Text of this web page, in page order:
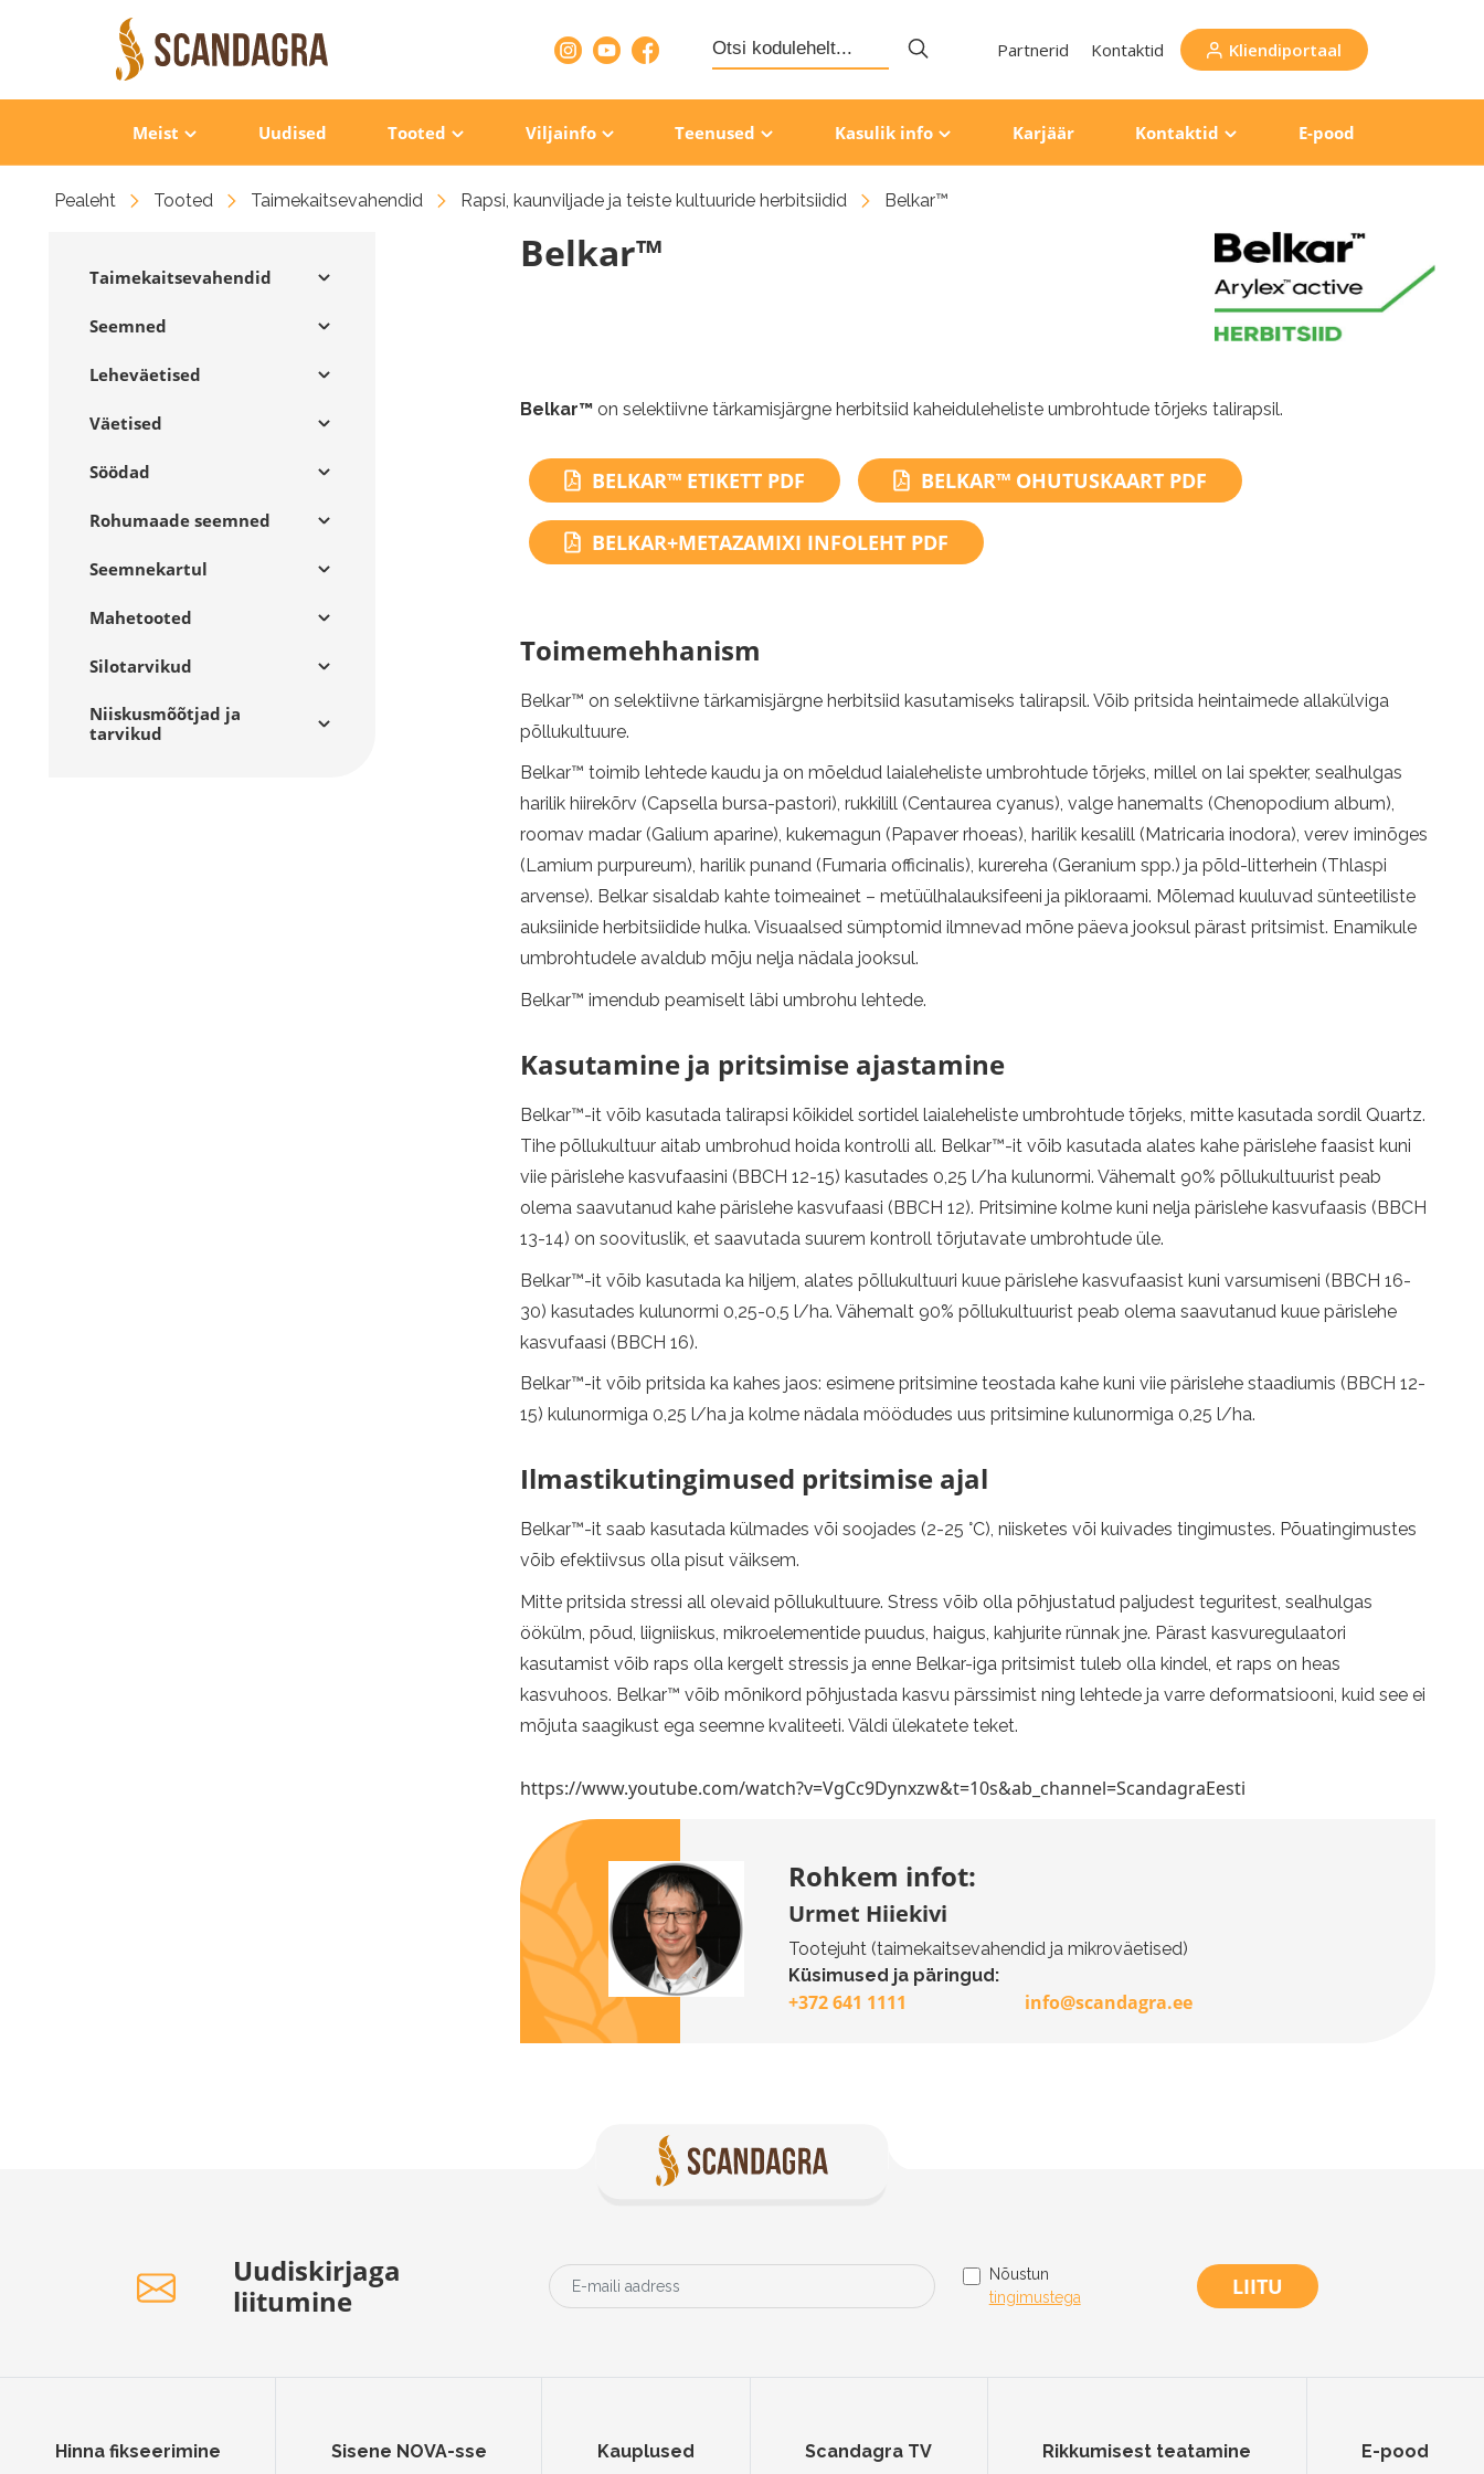
Search
for: Partnerid Kontaktid Kliendiportaal
Meist Uudised Tooted Viljainfo Teenused Kasulik info Karjäär Kontaktid E-pood
Pealeht Tooted Taimekaitsevahendid Rapsi, kaunviljade ja teiste kultuuride herbitsiidid Belkar™
Taimekaitsevahendid
Seemned
Leheväetised
Väetised
Söödad
Rohumaade seemned
Seemnekartul
Mahetooted
Silotarvikud
Niiskusmõõtjad ja
tarvikud
Belkar™
Belkar™on selektiivne tärkamisjärgne herbitsiid kaheiduleheliste umbrohtude tõrjeks talirapsil.
BELKAR™ ETIKETT PDF BELKAR™ OHUTUSKAART PDF
BELKAR+METAZAMIXI INFOLEHT PDF
Toimemehhanism
Belkar™ on selektiivne tärkamisjärgne herbitsiid kasutamiseks talirapsil. Võib pritsida heintaimede allakülviga
põllukultuure.
Belkar™ toimib lehtede kaudu ja on mõeldud laialeheliste umbrohtude tõrjeks, millel on lai spekter, sealhulgas
harilik hiirekõrv (Capsella bursa-pastori), rukkilill (Centaurea cyanus), valge hanemalts (Chenopodium album),
roomav madar (Galium aparine), kukemagun (Papaver rhoeas), harilik kesalill (Matricaria inodora), verev iminõges
(Lamium purpureum), harilik punand (Fumaria officinalis), kurereha (Geranium spp.) ja põld-litterhein (Thlaspi
arvense). Belkar sisaldab kahte toimeainet – metüülhalauksifeeni ja pikloraami. Mõlemad kuuluvad sünteetiliste
auksiinide herbitsiidide hulka. Visuaalsed sümptomid ilmnevad mõne päeva jooksul pärast pritsimist. Enamikule
umbrohtudele avaldub mõju nelja nädala jooksul.
Belkar™ imendub peamiselt läbi umbrohu lehtede.
Kasutamine ja pritsimise ajastamine
Belkar™-it võib kasutada talirapsi kõikidel sortidel laialeheliste umbrohtude tõrjeks, mitte kasutada sordil Quartz.
Tihe põllukultuur aitab umbrohud hoida kontrolli all. Belkar™-it võib kasutada alates kahe pärislehe faasist kuni
viie pärislehe kasvufaasini (BBCH 12-15) kasutades 0,25 l/ha kulunormi. Vähemalt 90% põllukultuurist peab
olema saavutanud kahe pärislehe kasvufaasi (BBCH 12). Pritsimine kolme kuni nelja pärislehe kasvufaasis (BBCH
13-14) on soovituslik, et saavutada suurem kontroll tõrjutavate umbrohtude üle.
Belkar™-it võib kasutada ka hiljem, alates põllukultuuri kuue pärislehe kasvufaasist kuni varsumiseni (BBCH 16-
30) kasutades kulunormi 0,25-0,5 l/ha. Vähemalt 90% põllukultuurist peab olema saavutanud kuue pärislehe
kasvufaasi (BBCH 16).
Belkar™-it võib pritsida ka kahes jaos: esimene pritsimine teostada kahe kuni viie pärislehe staadiumis (BBCH 12-
15) kulunormiga 0,25 l/ha ja kolme nädala möödudes uus pritsimine kulunormiga 0,25 l/ha.
Ilmastikutingimused pritsimise ajal
Belkar™-it saab kasutada külmades või soojades (2-25 °C), niisketes või kuivades tingimustes. Põuatingimustes
võib efektiivsus olla pisut väiksem.
Mitte pritsida stressi all olevaid põllukultuure. Stress võib olla põhjustatud paljudest teguritest, sealhulgas
öökülm, põud, liigniiskus, mikroelementide puudus, haigus, kahjurite rünnak jne. Pärast kasvuregulaatori
kasutamist võib raps olla kergelt stressis ja enne Belkar-iga pritsimist tuleb olla kindel, et raps on heas
kasvuhoos. Belkar™ võib mõnikord põhjustada kasvu pärssimist ning lehtede ja varre deformatsiooni, kuid see ei
mõjuta saagikust ega seemne kvaliteeti. Väldi ülekatete teket.
https://www.youtube.com/watch?v=VgCc9Dynxzw&t=10s&ab_channel=ScandagraEesti
Rohkem infot:
Urmet Hiiekivi
Tootejuht (taimekaitsevahendid ja mikroväetised)
Küsimused ja päringud:
+372 641 1111 info@scandagra.ee
Uudiskirjaga
liitumine
Nõustun
tingimustega
LIITU
Hinna fikseerimine Sisene NOVA-sse Kauplused Scandagra TV Rikkumisest teatamine E-pood